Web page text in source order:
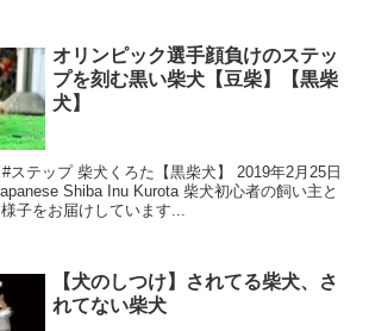
オリンピック選手顔負けのステッ
プを刻む黒い柴犬【豆柴】【黒柴
犬】
ステップ 柴犬くろた【黒柴犬】 2019年2月25日
Shiba Inu Kurota 柴犬初心者の飼い主と
子をお届けしています...
【犬のしつけ】されてる柴犬、さ
れてない柴犬